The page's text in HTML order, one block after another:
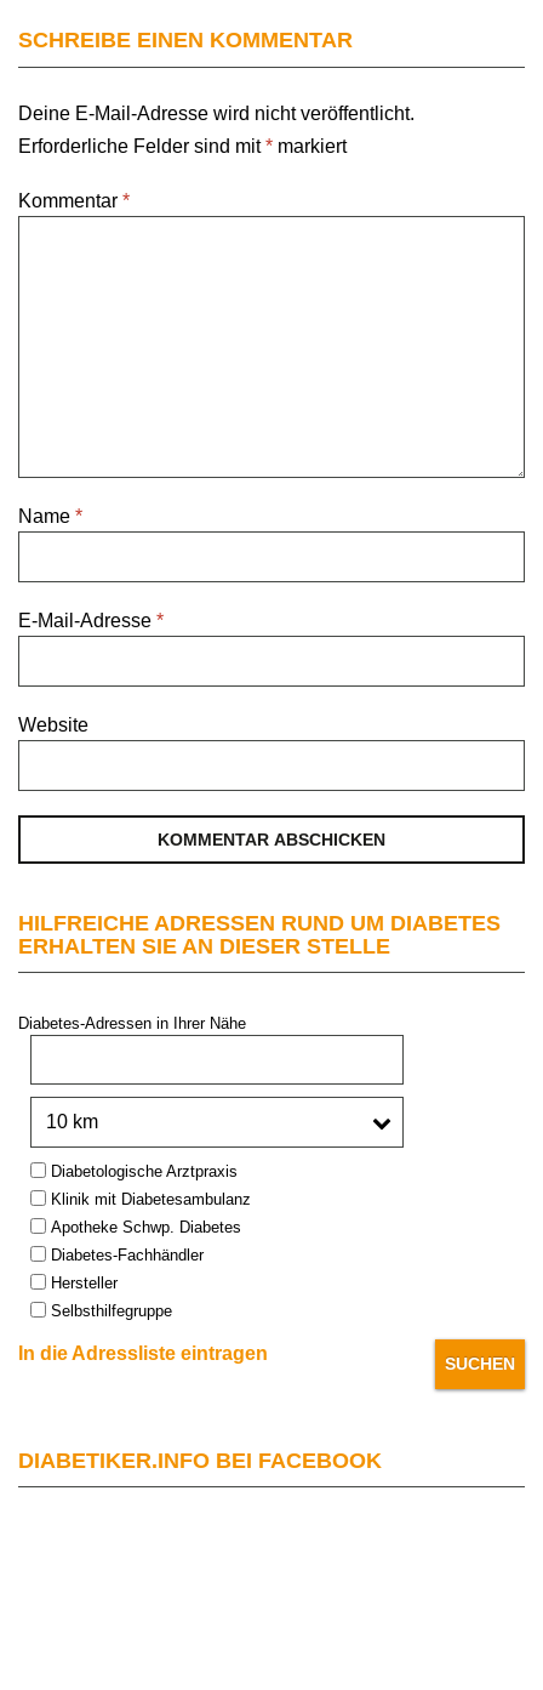
SCHREIBE EINEN KOMMENTAR
Deine E-Mail-Adresse wird nicht veröffentlicht.
Erforderliche Felder sind mit* markiert
Kommentar *
Name *
E-Mail-Adresse *
Website
HILFREICHE ADRESSEN RUND UM DIABETES
ERHALTEN SIE AN DIESER STELLE
Diabetes-Adressen in Ihrer Nähe
Type:Diabetologische Arztpraxis
Klinik mit Diabetesambulanz
Apotheke Schwp. Diabetes
Diabetes-Fachhändler
Hersteller
Selbsthilfegruppe
In die Adressliste eintragen
DIABETIKER.INFO BEI FACEBOOK